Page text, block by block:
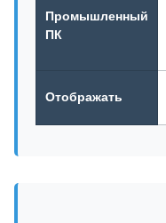
Промышленный
ПК
Отображать